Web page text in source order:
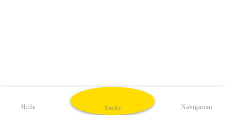
Hilfe Suche Navigation